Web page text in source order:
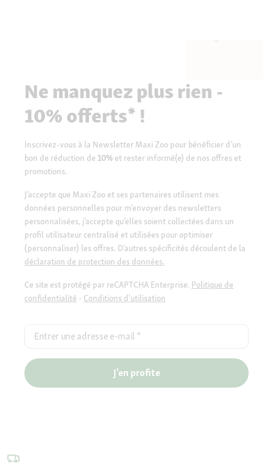
Ne manquez plus rien -
10% offerts* !
Inscrivez-vous à la Newsletter Maxi Zoo pour bénéficier d’un
bon de réduction de 10% et rester informé(e) de nos offres et
promotions.
J’accepte que Maxi Zoo et ses partenaires utilisent mes
données personnelles pour m’envoyer des newsletters
personnalisées, j’accepte qu’elles soient collectées dans un
profil utilisateur centralisé et utilisées pour optimiser
(personnaliser) les offres. D’autres spécificités découlent de la
déclaration de protection des données.
Ce site est protégé par reCAPTCHA Enterprise. Politique de
confidentialité - Conditions d'utilisation
Entrer une adresse e-mail *
J'en profite